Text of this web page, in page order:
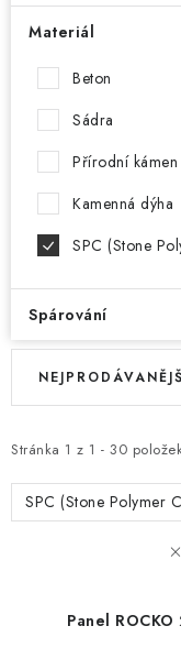
Materiál
Beton
Sádra
Přírodní kámen
Kamenná dýha
SPC (Stone
Spárování
V
i
s
p
Stránka 1 z 1 - 30
Ř
e
n
í SPC (Stone Polymer
Panel